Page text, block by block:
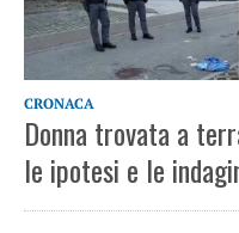
CRONACA
Donna trovata a
le ipotesi e le